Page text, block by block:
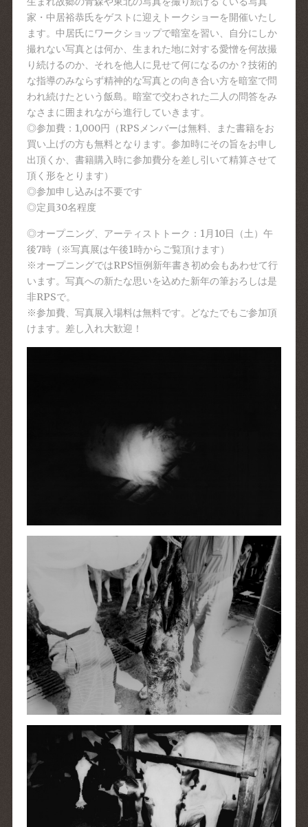
家・中居裕恭氏をゲストに迎えトークショーを開催いたし
ます。中居氏にワークショップで暗室を習い、自分にしか
撮れない写真とは何か、生まれた地に対する愛憎を何故撮
り続けるのか、それを他人に見せて何になるのか？技術的
な指導のみならず精神的な写真との向き合い方を暗室で問
われ続けたという飯島。暗室で交わされた二人の問答をみ
なさまに囲まれながら進行していきます。
◎参加費：1,000円（RPSメンバーは無料、また書籍をお
買い上げの方も無料となります。参加時にその旨をお申し
出頂くか、書籍購入時に参加費分を差し引いて精算させて
頂く形をとります）
◎参加申し込みは不要です
◎定員30名程度
◎オープニング、アーティストトーク：1月10日（土）午
後7時（※写真展は午後1時からご覧頂けます）
※オープニングではRPS恒例新年書き初め会もあわせて行
います。写真への新たな思いを込めた新年の筆おろしは是
非RPSで。
※参加費、写真展入場料は無料です。どなたでもご参加頂
けます。差し入れ大歓迎！